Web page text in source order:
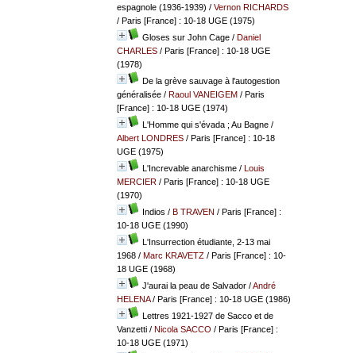
espagnole (1936-1939) / Vernon RICHARDS
/ Paris [France] : 10-18 UGE (1975)
Gloses sur John Cage/ Daniel
CHARLES/ Paris [France] : 10-18 UGE
(1978)
De la grève sauvage à l'autogestion
généralisée/ Raoul VANEIGEM/ Paris
[France] : 10-18 UGE (1974)
L'Homme qui s'évada ; Au Bagne/
Albert LONDRES/ Paris [France] : 10-18
UGE (1975)
L'Increvable anarchisme/ Louis
MERCIER/ Paris [France] : 10-18 UGE
(1970)
Indios / B TRAVEN / Paris [France] :
10-18 UGE (1990)
L'Insurrection étudiante, 2-13 mai
1968/ Marc KRAVETZ/ Paris [France] : 10-
18 UGE (1968)
J'aurai la peau de Salvador/André
HELENA/ Paris [France] : 10-18 UGE (1986)
Lettres 1921-1927 de Sacco et de
Vanzetti/ Nicola SACCO / Paris [France] :
10-18 UGE (1971)